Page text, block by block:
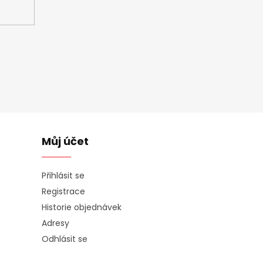
Můj účet
Přihlásit se
Registrace
Historie objednávek
Adresy
Odhlásit se